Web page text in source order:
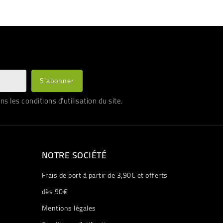
les conditions d'utilisation du site.
NOTRE SOCIÉTÉ
Frais de port à partir de 3,90€ et offerts
dès 90€
Mentions légales